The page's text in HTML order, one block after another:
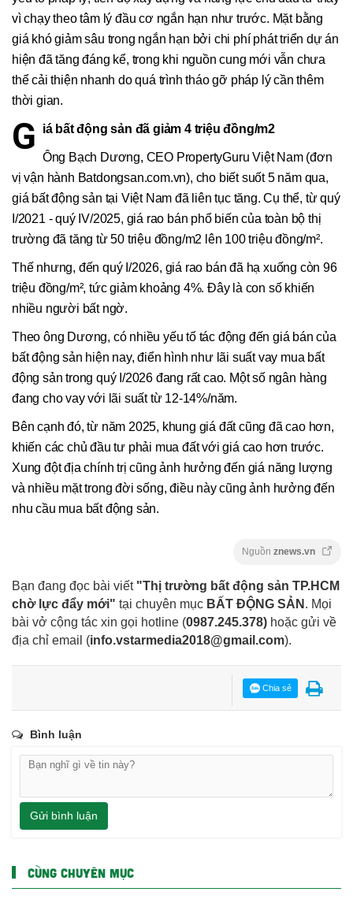
vì chạy theo tâm lý đầu cơ ngắn hạn như trước. Mặt bằng
giá khó giảm sâu trong ngắn hạn bởi chi phí phát triển dự án
hiện đã tăng đáng kể, trong khi nguồn cung mới vẫn chưa
thể cải thiện nhanh do quá trình tháo gỡ pháp lý cần thêm
thời gian.
G iá bất động sản đã giảm 4 triệu đồng/m2
Ông Bạch Dương, CEO PropertyGuru Việt Nam (đơn
vị vận hành Batdongsan.com.vn), cho biết suốt 5 năm qua,
giá bất động sản tại Việt Nam đã liên tục tăng. Cụ thể, từ quý
I/2021 - quý IV/2025, giá rao bán phổ biến của toàn bộ thị
trường đã tăng từ 50 triệu đồng/m2 lên 100 triệu đồng/m².
Thế nhưng, đến quý I/2026, giá rao bán đã hạ xuống còn 96
triệu đồng/m², tức giảm khoảng 4%. Đây là con số khiến
nhiều người bất ngờ.
Theo ông Dương, có nhiều yếu tố tác động đến giá bán của
bất động sản hiện nay, điển hình như lãi suất vay mua bất
động sản trong quý I/2026 đang rất cao. Một số ngân hàng
đang cho vay với lãi suất từ 12-14%/năm.
Bên cạnh đó, từ năm 2025, khung giá đất cũng đã cao hơn,
khiến các chủ đầu tư phải mua đất với giá cao hơn trước.
Xung đột địa chính trị cũng ảnh hưởng đến giá năng lượng
và nhiều mặt trong đời sống, điều này cũng ảnh hưởng đến
nhu cầu mua bất động sản.
Nguồn znews.vn
Bạn đang đọc bài viết "Thị trường bất động sản TP.HCM
chờ lực đẩy mới" tại chuyên mục BẤT ĐỘNG SẢN . Mọi
bài vở cộng tác xin gọi hotline (0987.245.378) hoặc gửi về
địa chỉ email (info.vstarmedia2018@gmail.com).
Chia sẻ
Bình luận
Gửi bình luận
CÙNG CHUYÊN MỤC